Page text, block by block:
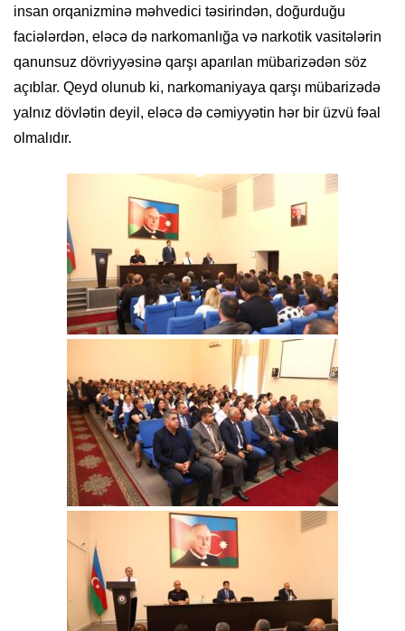
insan orqanizminə məhvedici təsirindən, doğurduğu
faciələrdən, eləcə də narkomanlığa və narkotik vasitələrin
qanunsuz dövriyyəsinə qarşı aparılan mübarizədən söz
açıblar. Qeyd olunub ki, narkomaniyaya qarşı mübarizədə
yalnız dövlətin deyil, eləcə də cəmiyyətin hər bir üzvü fəal
olmalıdır.